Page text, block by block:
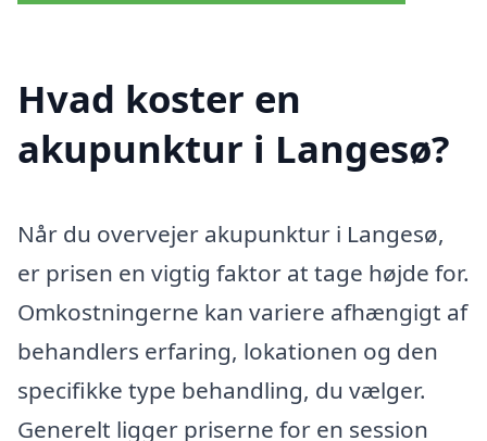
Hvad koster en
akupunktur i Langesø?
Når du overvejer akupunktur i Langesø,
er prisen en vigtig faktor at tage højde for.
Omkostningerne kan variere afhængigt af
behandlers erfaring, lokationen og den
specifikke type behandling, du vælger.
Generelt ligger priserne for en session